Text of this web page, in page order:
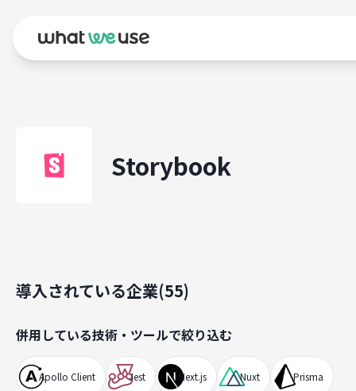
Storybook
導入されている企業(55)
併用している技術・ツールで絞り込む
Apollo Client Jest Next.js Nuxt Prisma